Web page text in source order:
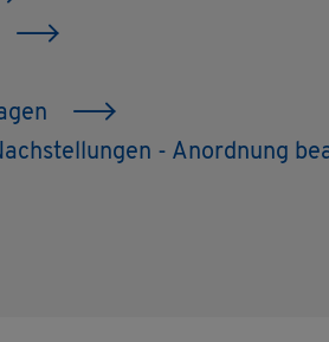
- An­ord­nung